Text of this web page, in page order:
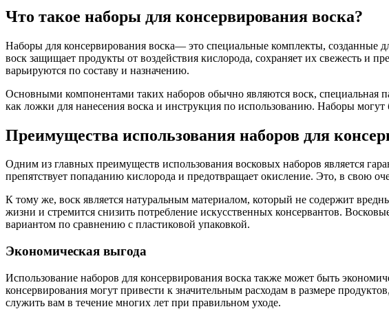
Что такое наборы для консервирования воска?
Наборы для консервирования воска— это специальные комплекты, созданные
воск защищает продукты от воздействия кислорода, сохраняет их свежесть и
варьируются по составу и назначению.
Основными компонентами таких наборов обычно являются воск, специальная
как ложки для нанесения воска и инструкция по использованию. Наборы
Преимущества использования наборов для
Одним из главных преимуществ использования восковых наборов является
препятствует попаданию кислорода и предотвращает окисление. Это, в свою
К тому же, воск является натуральным материалом, который не содержит
жизни и стремится снизить потребление искусственных консервантов.
вариантом по сравнению с пластиковой упаковкой.
Экономическая выгода
Использование наборов для консервирования воска также может быть
консервирования могут привести к значительным расходам в размере
служить вам в течение многих лет при правильном уходе.